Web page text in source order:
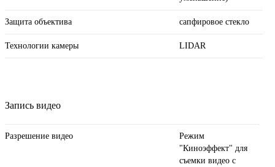
Защита объектива сапфировое стекло
Технологии камеры LIDAR
Запись видео
Разрешение видео
Режим
"Киноэффект" для
съемки видео с